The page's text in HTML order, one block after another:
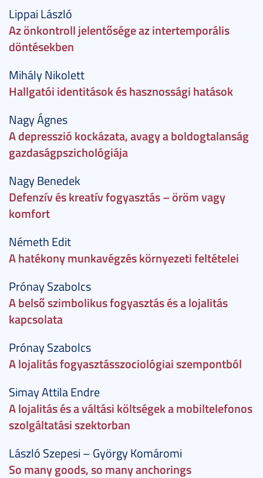
Lippai László
Az önkontroll jelentősége az intertemporális
döntésekben
Mihály Nikolett
Hallgatói identitások és hasznossági hatások
Nagy Ágnes
A depresszió kockázata, avagy a boldogtalanság
gazdaságpszichológiája
Nagy Benedek
Defenzív és kreatív fogyasztás – öröm vagy
komfort
Németh Edit
A hatékony munkavégzés környezeti feltételei
Prónay Szabolcs
A belső szimbolikus fogyasztás és a lojalitás
kapcsolata
Prónay Szabolcs
A lojalitás fogyasztásszociológiai szempontból
Simay Attila Endre
A lojalitás és a váltási költségek a mobiltelefonos
szolgáltatási szektorban
László Szepesi – György Komáromi
So many goods, so many anchorings